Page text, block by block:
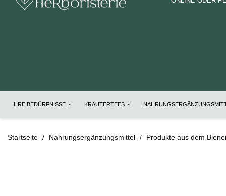
IHRE BEDÜRFNISSE KRÄUTERTEES
Startseite Nahrungsergänzungsmittel Produkte aus dem